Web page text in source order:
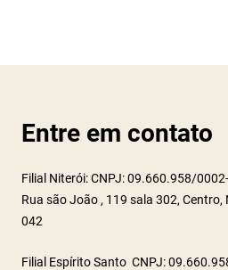
Entre em contato
Filial Niterói: CNPJ: 09.660.958/
Rua são João , 119 sala 302, Centro,
042
Filial Espírito Santo CNPJ: